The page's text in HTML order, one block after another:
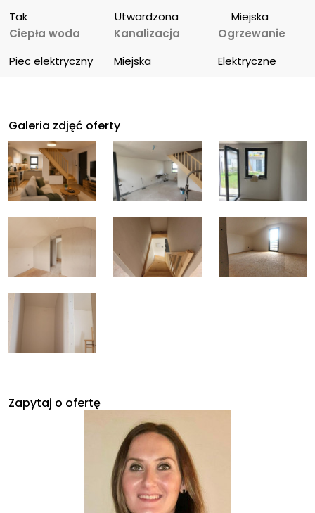
Tak
Utwardzona
Miejska
Ciepła woda
Piec elektryczny
Kanalizacja
Miejska
Ogrzewanie
Elektryczne
Galeria zdjęć oferty
Zapytaj o ofertę